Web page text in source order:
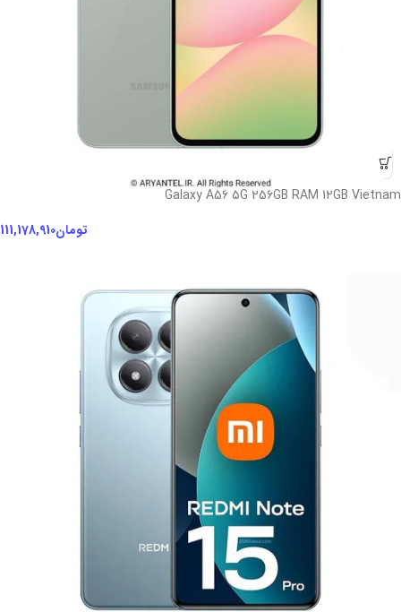
Galaxy A56 5G 256GB RAM 12GB Vietnam
تومان111,178,910